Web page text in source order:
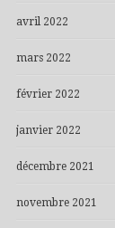
avril 2022
mars 2022
février 2022
janvier 2022
décembre 2021
novembre 2021